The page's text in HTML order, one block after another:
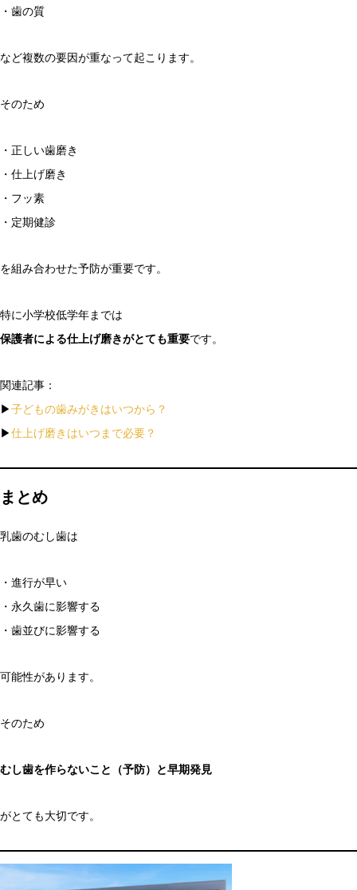
・歯の質
など複数の要因が重なって起こります。
そのため
・正しい歯磨き
・仕上げ磨き
・フッ素
・定期健診
を組み合わせた予防が重要です。
特に小学校低学年までは
保護者による仕上げ磨きがとても重要です。
関連記事：
▶子どもの歯みがきはいつから？
▶仕上げ磨きはいつまで必要？
まとめ
乳歯のむし歯は
・進行が早い
・永久歯に影響する
・歯並びに影響する
可能性があります。
そのため
むし歯を作らないこと（予防）と早期発見
がとても大切です。